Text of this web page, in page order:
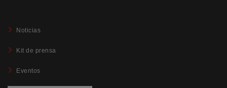
Noticias
Kit de prensa
Eventos